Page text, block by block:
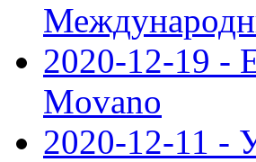
2020-12-19 -
Movano
2020-12-11 -